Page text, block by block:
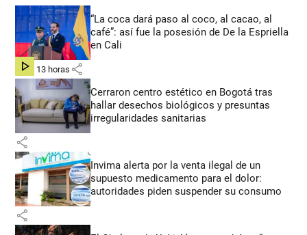
“La coca dará paso al coco, al cacao, al
café”: así fue la posesión de De la Espriella
en Cali
hace 13 horas share
Cerraron centro estético en Bogotá tras
hallar desechos biológicos y presuntas
irregularidades sanitarias
share
Invima alerta por la venta ilegal de un
supuesto medicamento para el dolor:
autoridades piden suspender su consumo
share